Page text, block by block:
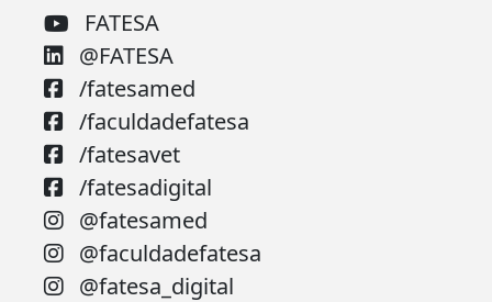
FATESA
@FATESA
/fatesamed
/faculdadefatesa
/fatesavet
/fatesadigital
@fatesamed
@faculdadefatesa
@fatesa_digital